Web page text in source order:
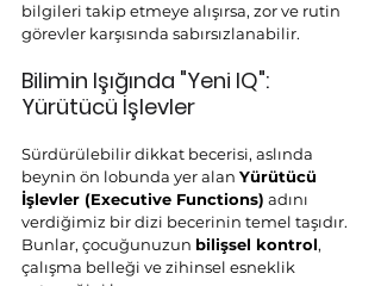
bilgileri takip etmeye alışırsa, zor ve rutin
görevler karşısında sabırsızlanabilir.
Bilimin Işığında "Yeni IQ":
Yürütücü İşlevler
Sürdürülebilir dikkat becerisi, aslında
beynin ön lobunda yer alan Yürütücü
İşlevler (Executive Functions) adını
verdiğimiz bir dizi becerinin temel taşıdır.
Bunlar, çocuğunuzun bilişsel kontrol,
çalışma belleği ve zihinsel esneklik